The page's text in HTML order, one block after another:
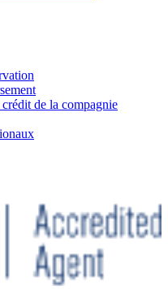
de la compagnie